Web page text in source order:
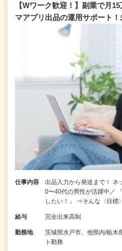
【Wワーク歓迎！】副業で月
マアプリ出品の運用サポート
仕事内容
出品入力から発送まで！
0〜40代の男性が活躍中／
したい！」 ⇒そんな〈目標
給与 完全出来高制
勤務地
茨城県水戸市、他県内/栃
ト勤務